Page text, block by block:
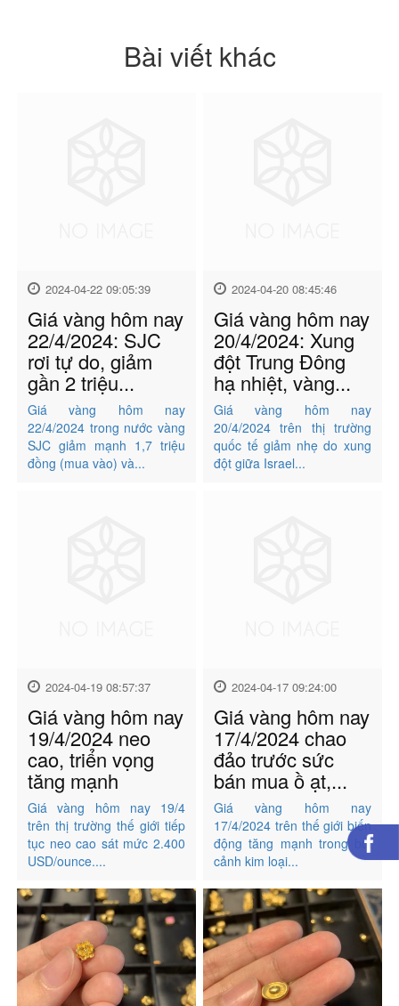
Bài viết khác
2024-04-22 09:05:39
Giá vàng hôm nay
22/4/2024: SJC
rơi tự do, giảm
gần 2 triệu...
Giá vàng hôm nay
22/4/2024 trong nước vàng
SJC giảm mạnh 1,7 triệu
đồng (mua vào) và...
2024-04-20 08:45:46
Giá vàng hôm nay
20/4/2024: Xung
đột Trung Đông
hạ nhiệt, vàng...
Giá vàng hôm nay
20/4/2024 trên thị trường
quốc tế giảm nhẹ do xung
đột giữa Israel...
2024-04-19 08:57:37
Giá vàng hôm nay
19/4/2024 neo
cao, triển vọng
tăng mạnh
Giá vàng hôm nay 19/4
trên thị trường thế giới tiếp
tục neo cao sát mức 2.400
USD/ounce....
2024-04-17 09:24:00
Giá vàng hôm nay
17/4/2024 chao
đảo trước sức
bán mua ồ ạt,...
Giá vàng hôm nay
17/4/2024 trên thế giới biến
động tăng mạnh trong bối
cảnh kim loại...